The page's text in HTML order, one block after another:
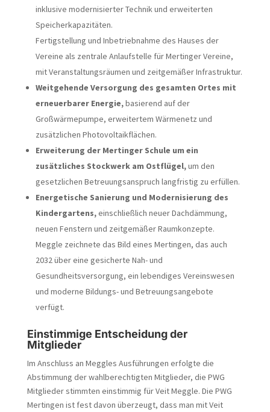
inklusive modernisierter Technik und erweiterten
Speicherkapazitäten.
Fertigstellung und Inbetriebnahme des Hauses der
Vereine als zentrale Anlaufstelle für Mertinger Vereine,
mit Veranstaltungsräumen und zeitgemäßer Infrastruktur.
Weitgehende Versorgung des gesamten Ortes mit
erneuerbarer Energie,basierend auf der
Großwärmepumpe, erweitertem Wärmenetz und
zusätzlichen Photovoltaikflächen.
Erweiterung der Mertinger Schule um ein
zusätzliches Stockwerk am Ostflügel,um den
gesetzlichen Betreuungsanspruch langfristig zu erfüllen.
Energetische Sanierung und Modernisierung des
Kindergartens,einschließlich neuer Dachdämmung,
neuen Fenstern und zeitgemäßer Raumkonzepte.
Meggle zeichnete das Bild eines Mertingen, das auch
2032 über eine gesicherte Nah- und
Gesundheitsversorgung, ein lebendiges Vereinswesen
und moderne Bildungs- und Betreuungsangebote
verfügt.
Einstimmige Entscheidung der
Mitglieder
Im Anschluss an Meggles Ausführungen erfolgte die
Abstimmung der wahlberechtigten Mitglieder, die PWG
Mitglieder stimmten einstimmig für Veit Meggle. Die PWG
Mertingen ist fest davon überzeugt, dass man mit Veit